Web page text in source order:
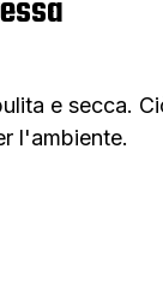
e secca.
l'ambiente.